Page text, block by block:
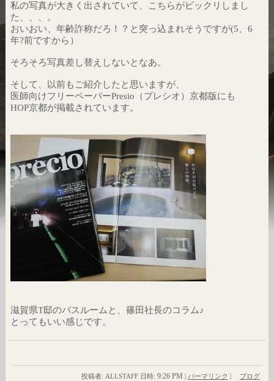
私の写真が大きく出されていて、こちらがビックリしまし
た、、、。
おいおい、年齢詐称だろ！？と突っ込まれそうですが(5、6
年?前ですから）
そろそろ写真差し替えしないとなあ。
そして、以前もご紹介したと思いますが、
医師向けフリーペーパーPresio（プレシオ）京都版にも
HOP京都が掲載されています。
滋賀県T邸のバスルームと、篠田社長のコラム♪
とってもいい感じです。
投稿者: ALLSTAFF 日時: 9:26 PM | パーマリンク | ブログ